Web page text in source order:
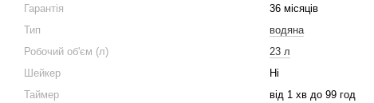
Гарантія
36 місяців
Тип
водяна
Робочий об'єм (л)
23 л
Шейкер
Ні
Таймер
від 1 хв до 99 год